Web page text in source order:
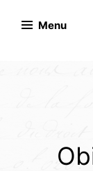
Menu